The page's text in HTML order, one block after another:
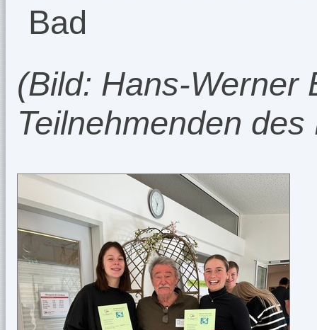
Bad
(Bild: Hans-Werner
Teilnehmenden